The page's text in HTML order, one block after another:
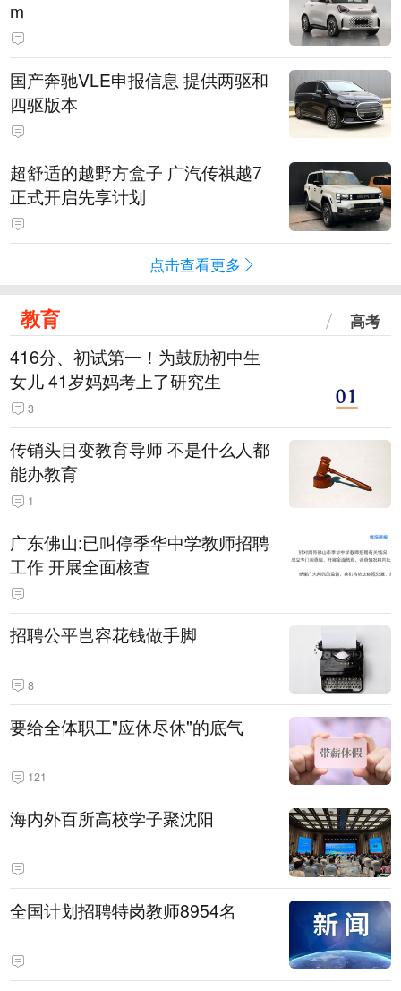
m
国产奔驰VLE申报信息 提供两驱和
四驱版本
超舒适的越野方盒子 广汽传祺越7
正式开启先享计划
点击查看更多
教育 高考
416分、初试第一！为鼓励初中生
女儿 41岁妈妈考上了研究生
3
传销头目变教育导师 不是什么人都
能办教育
1
广东佛山:已叫停季华中学教师招聘
工作 开展全面核查
招聘公平岂容花钱做手脚
8
要给全体职工"应休尽休"的底气
121
海内外百所高校学子聚沈阳
全国计划招聘特岗教师8954名